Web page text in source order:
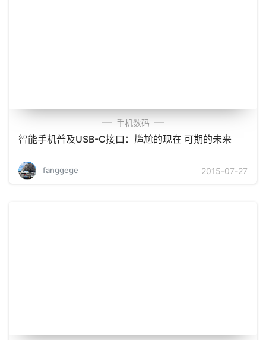
手机数码
智能手机普及USB-C接口：尴尬的现在 可期的未来
fanggege 2015-07-27